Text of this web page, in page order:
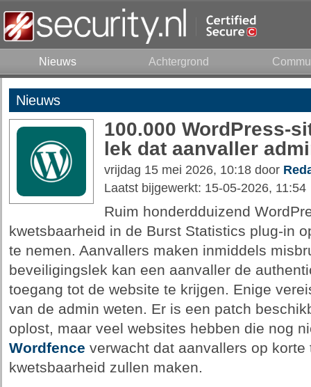
Nieuws Achtergrond
Nieuws
100.000 WordPress-
lek dat aanvaller
vrijdag 15 mei 2026, 10:18 door
Laatst bijgewerkt: 15-05-2026, 11:54
Ruim honderdduizend
kwetsbaarheid in de Burst Statistics plug-in
te nemen. Aanvallers maken inmiddels
beveiligingslek kan een aanvaller de
toegang tot de website te krijgen. Enige
van de admin weten. Er is een patch
oplost, maar veel websites hebben die nog
Wordfence verwacht dat aanvallers op
kwetsbaarheid zullen maken.